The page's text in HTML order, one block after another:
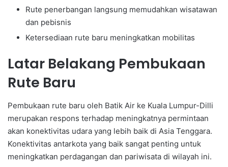
Rute penerbangan langsung memudahkan wisatawan
dan pebisnis
Ketersediaan rute baru meningkatkan mobilitas
Latar Belakang Pembukaan
Rute Baru
Pembukaan rute baru oleh Batik Air ke Kuala Lumpur-Dilli
merupakan respons terhadap meningkatnya permintaan
akan konektivitas udara yang lebih baik di Asia Tenggara.
Konektivitas antarkota yang baik sangat penting untuk
meningkatkan perdagangan dan pariwisata di wilayah ini.